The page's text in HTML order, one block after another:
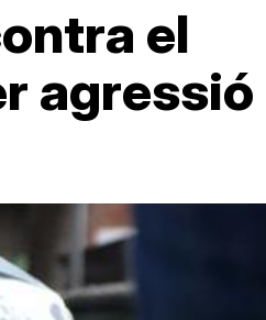
el
agressió